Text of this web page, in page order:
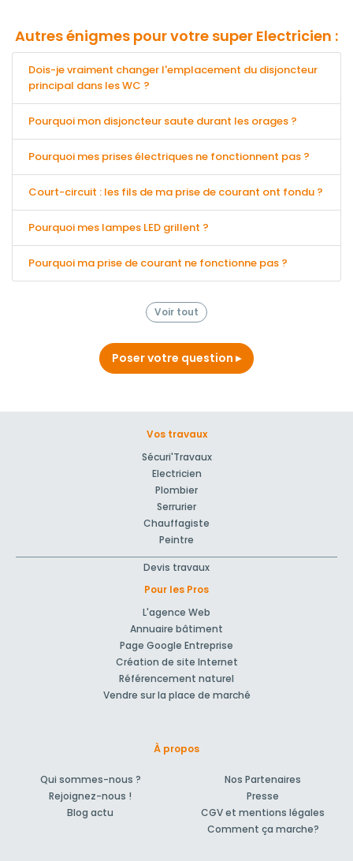
Autres énigmes pour votre super Electricien :
Dois-je vraiment changer l'emplacement du disjoncteur
principal dans les WC ?
Pourquoi mon disjoncteur saute durant les orages ?
Pourquoi mes prises électriques ne fonctionnent pas ?
Court-circuit : les fils de ma prise de courant ont fondu ?
Pourquoi mes lampes LED grillent ?
Pourquoi ma prise de courant ne fonctionne pas ?
Voir tout
Poser votre question
Vos travaux
Sécuri'Travaux
Electricien
Plombier
Serrurier
Chauffagiste
Peintre
Devis travaux
Pour les Pros
L'agence Web
Annuaire bâtiment
Page Google Entreprise
Création de site Internet
Référencement naturel
Vendre sur la place de marché
À propos
Qui sommes-nous ?
Rejoignez-nous !
Blog actu
Nos Partenaires
Presse
CGV et mentions légales
Comment ça marche?